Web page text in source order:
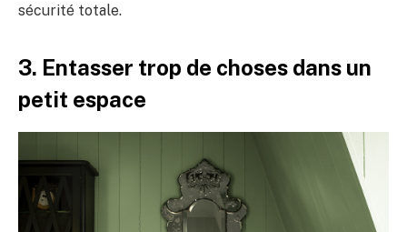
sécurité totale.
3. Entasser trop de choses dans un
petit espace